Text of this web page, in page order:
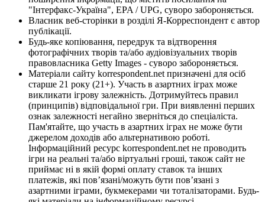
"Інтерфакс-Україна", EPA / UPG, суворо забороняється.
Власник веб-сторінки в розділі Я-Корреспондент є автор
публікації.
Будь-яке копіювання, передрук та відтворення
фотографічних творів та/або аудіовізуальних творів
правовласника Getty Images - суворо забороняється.
Матеріали сайту korrespondent.net призначені для осіб
старше 21 року (21+). Участь в азартних іграх може
викликати ігрову залежність. Дотримуйтесь правил
(принципів) відповідальної гри. При виявленні перших
ознак залежності негайно зверніться до спеціаліста.
Пам'ятайте, що участь в азартних іграх не може бути
джерелом доходів або альтернативою роботі.
Інформаційний ресурс korrespondent.net не проводить
ігри на реальні та/або віртуальні гроші, також сайт не
приймає ні в якій формі оплату ставок та інших
платежів, які пов’язані/можуть бути пов’язані з
азартними іграми, букмекерами чи тоталізаторами. Будь-